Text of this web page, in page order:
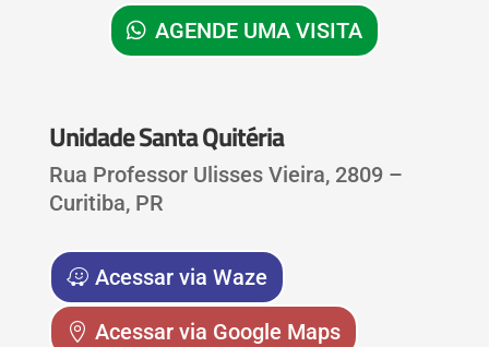
AGENDE UMA VISITA
Unidade Santa Quitéria
Rua Professor Ulisses Vieira, 2809 –
Curitiba, PR
Acessar via Waze
Acessar via Google Maps